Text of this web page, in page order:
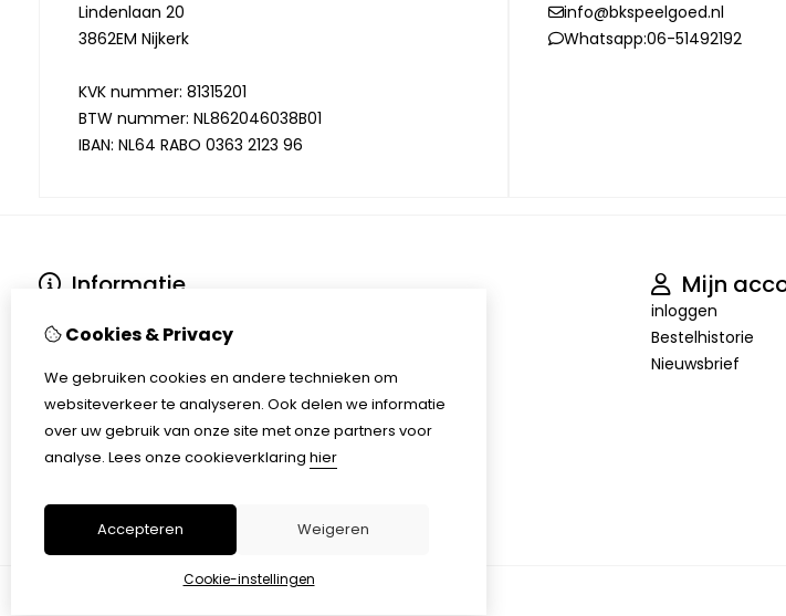
Lindenlaan 20
3862EM Nijkerk
KVK nummer: 81315201
BTW nummer: NL862046038B01
IBAN: NL64 RABO 0363 2123 96
info@bkspeelgoed.nl
Whatsapp:06-51492192
Informatie
Verzending en levering
Disclaimer
Algemene voorwaarden
AVG - Privacyverklaring
Klachtenregeling
Mijn
inloggen
Bestelhistorie
Nieuwsbrief
Cookies & Privacy
We gebruiken cookies en andere technieken om
websiteverkeer te analyseren. Ook delen we informatie
over uw gebruik van onze site met onze partners voor
analyse. Lees onze cookieverklaring hier
Accepteren Weigeren
Cookie-instellingen